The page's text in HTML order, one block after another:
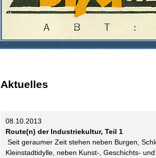
Aktuelles
08.10.2013
Route(n) der Industriekultur, Teil 1
Seit geraumer Zeit stehen neben Burgen,
Kleinstadtidylle, neben Kunst-, Geschichts-